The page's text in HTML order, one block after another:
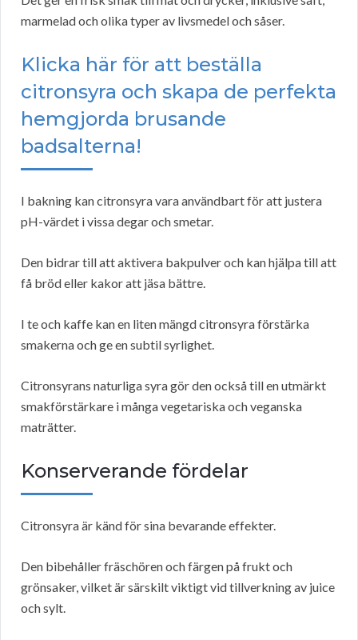
marmelad och olika typer av livsmedel och såser.
Klicka här för att beställa
citronsyra och skapa de perfekta
hemgjorda brusande
badsalterna!
I bakning kan citronsyra vara användbart för att justera
pH-värdet i vissa degar och smetar.
Den bidrar till att aktivera bakpulver och kan hjälpa till att
få bröd eller kakor att jäsa bättre.
I te och kaffe kan en liten mängd citronsyra förstärka
smakerna och ge en subtil syrlighet.
Citronsyrans naturliga syra gör den också till en utmärkt
smakförstärkare i många vegetariska och veganska
maträtter.
Konserverande fördelar
Citronsyra är känd för sina bevarande effekter.
Den bibehåller fräschören och färgen på frukt och
grönsaker, vilket är särskilt viktigt vid tillverkning av juice
och sylt.